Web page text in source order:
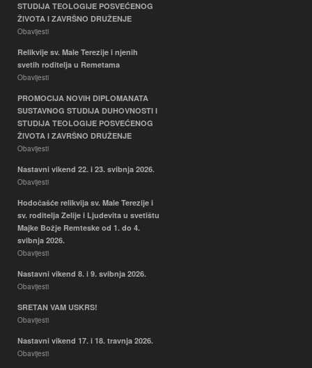
STUDIJA TEOLOGIJE POSVEĆENOG
ŽIVOTA I ZAVRŠNO DRUŽENJE
Obavijesti
Relikvije sv. Male Terezije i njenih
svetih roditelja u Remetama
Obavijesti
PROMOCIJA NOVIH DIPLOMANATA
SUSTAVNOG STUDIJA DUHOVNOSTI I
STUDIJA TEOLOGIJE POSVEĆENOG
ŽIVOTA I ZAVRŠNO DRUŽENJE
Obavijesti
Nastavni vikend 22. i 23. svibnja 2026.
Obavijesti
Hodočašće relikvija sv. Male Terezije i
sv. roditelja Zelije i Ljudevita u svetištu
Majke Božje Remteske od 1. do 4.
svibnja 2026.
Obavijesti
Nastavni vikend 8. i 9. svibnja 2026.
Obavijesti
SRETAN VAM USKRS!
Obavijesti
Nastavni vikend 17. i 18. travnja 2026.
Obavijesti